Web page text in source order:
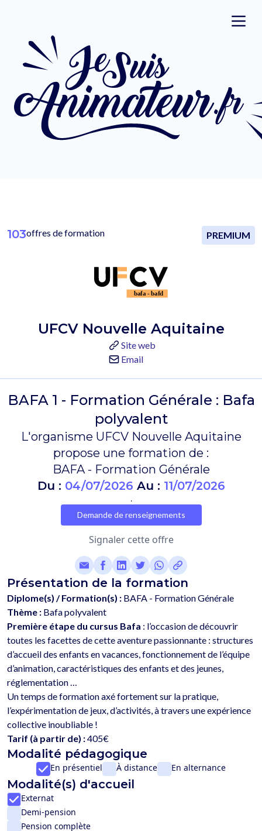
103offres de formation PREMIUM
UFCV Nouvelle Aquitaine
Site web
Email
BAFA 1 - Formation Générale : Bafa
polyvalent
L'organisme UFCV Nouvelle Aquitaine
propose une formation de :
BAFA - Formation Générale
Du : 04/07/2026 Au : 11/07/2026
.
Demande de renseignements
Signaler cette offre
Présentation de la formation
Diplome(s) / Formation(s) : BAFA - Formation Générale
Thème : Bafa polyvalent
Première étape du cursus Bafa : l’occasion de découvrir
toutes les facettes de cette aventure passionnante : structures
d’accueil des enfants en vacances, fonctionnement de l’équipe
d’animation, caractéristiques des enfants et des jeunes,
réglementation …
Un temps de formation axé fortement sur la pratique,
l’expérimentation de jeux, d’activités, à travers une expérience
Tarif (à partir de) :405€
Modalité pédagogique
En présentiel À distance En alternance
Modalité(s) d'accueil
Externat
Demi-pension
Pension complète